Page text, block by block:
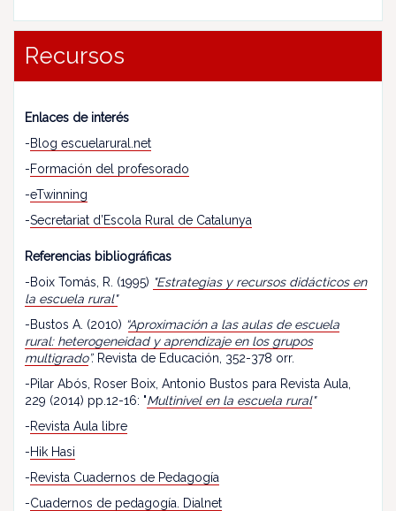
Recursos
Enlaces de interés
-Blog escuelarural.net
-Formación del profesorado
-eTwinning
-Secretariat d’Escola Rural de Catalunya
Referencias bibliográficas
-Boix Tomás, R. (1995) "Estrategias y recursos didácticos en
la escuela rural"
-Bustos A. (2010) “Aproximación a las aulas de escuela
rural: heterogeneidad y aprendizaje en los grupos
multigrado”. Revista de Educación, 352-378 orr.
-Pilar Abós, Roser Boix, Antonio Bustos para Revista Aula,
229 (2014) pp.12-16: "Multinivel en la escuela rural"
-Revista Aula libre
-Hik Hasi
-Revista Cuadernos de Pedagogía
-Cuadernos de pedagogía. Dialnet